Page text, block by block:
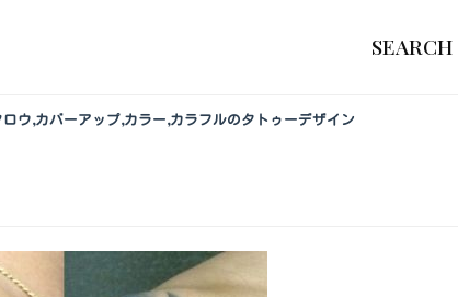
SEARCH
ウ,カバーアップ,カラー,カラフルのタトゥーデザイン